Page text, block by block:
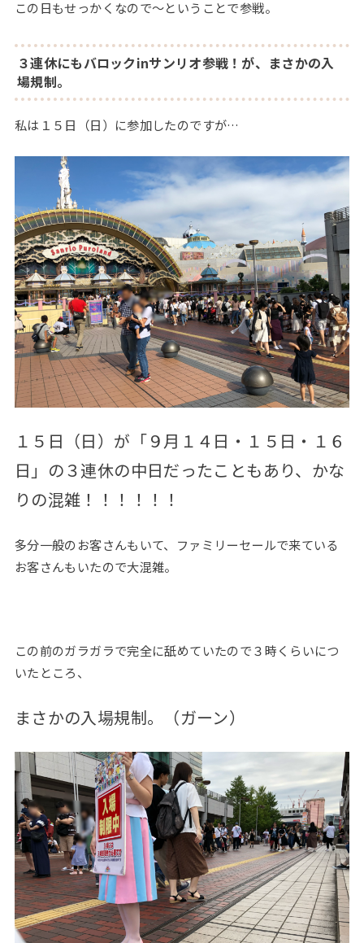
この日もせっかくなので～ということで参戦。
３連休にもバロックinサンリオ参戦！が、まさかの入
場規制。
私は１５日（日）に参加したのですが…
１５日（日）が「９月１４日・１５日・１６
日」の３連休の中日だったこともあり、かな
りの混雑！！！！！！
多分一般のお客さんもいて、ファミリーセールで来ている
お客さんもいたので大混雑。
この前のガラガラで完全に舐めていたので３時くらいにつ
いたところ、
まさかの入場規制。（ガーン）